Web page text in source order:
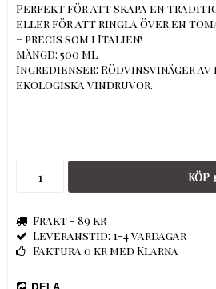
Perfekt för att skapa en
eller för att ringla över en
– precis som i Italien!
Mängd: 500 ml
Ingredienser: Rödvinsvinäger
ekologiska vindruvor.
KÖP
Frakt - 89 kr
Leveranstid: 1-4 vardagar
Faktura 0 kr med Klarna